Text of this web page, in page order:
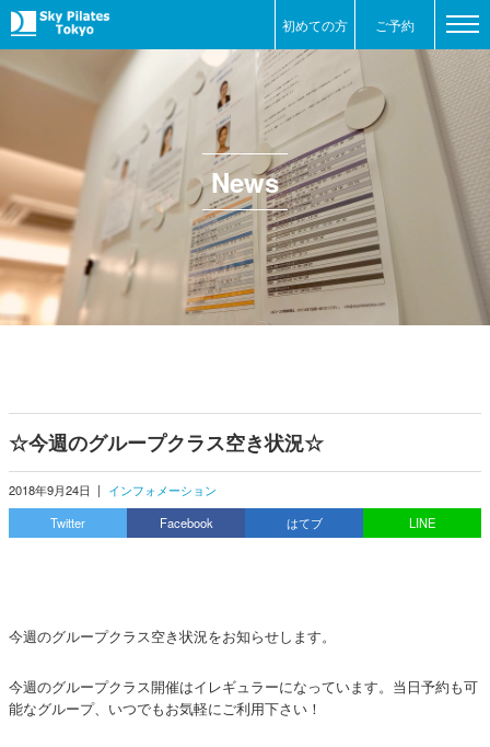
初めての方 ご予約
News
☆今週のグループクラス空き状況☆
2018年9月24日 | インフォメーション
Twitter
Facebook はてブ LINE
今週のグループクラス空き状況をお知らせします。
今週のグループクラス開催はイレギュラーになっています。当日予約も可
能なグループ、いつでもお気軽にご利用下さい！